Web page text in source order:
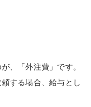
、「外注費」です。
する場合、給与とし